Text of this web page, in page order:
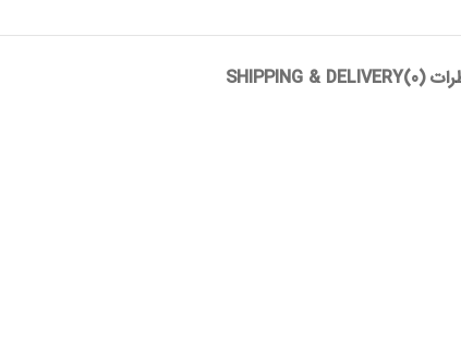
(0)
SHIPPING & DELIVERY